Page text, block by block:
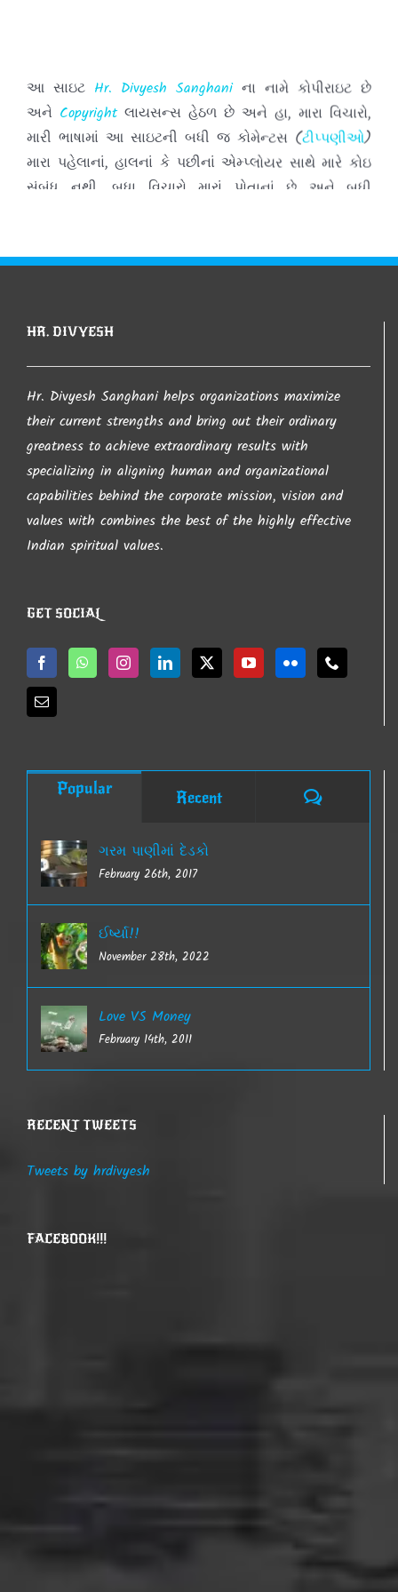
Hr. Divyesh Sanghani ના નામે કોપીરાઇટ છે
અને Copyright
લાયસન્સ હેઠળ છે અને હા, મારા વિચારો,
મારી ભાષામાં આ સાઇટની બધી જ કોમેન્ટસ (ટીપ્પણીઓ )
મારા પહેલાનાં, હાલનાં કે પછીનાં એમ્પ્લોયર સાથે મારે કોઇ
સંબંધ નથી. બધા વિચારો મારાં પોતાનાં છે અને બધી
કરવામા આવશે તો તેની ખાસ નોંધ લેવા વિંનતી. જો કોઇ
આપ નો ખુબ ખુબ આભાર…
– Hr. Divyesh Sanghani
HR. DIVYESH
Hr. Divyesh Sanghani helps organizations maximize
their current strengths and bring out their ordinary
greatness to achieve extraordinary results with
specializing in aligning human and organizational
capabilities behind the corporate mission, vision and
values with combines the best of the highly effective
Indian spiritual values.
GET SOCIAL
Popular Recent Comments
ગરમ પાણીમાં દેડકો
February 26th, 2017
ઈર્ષ્યા!!
November 28th, 2022
Love VS Money
February 14th, 2011
RECENT TWEETS
Tweets by hrdivyesh
FACEBOOK!!!